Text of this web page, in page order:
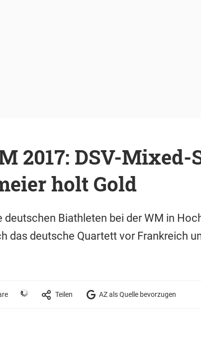
2017: DSV-
holt Gold
deutschen Biathleten bei der WM in
das deutsche Quartett vor Frankreich
Teilen AZ als Quelle bevorzugen